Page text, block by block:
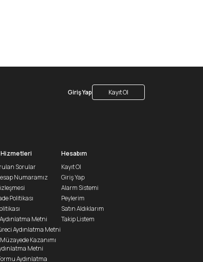
Giriş Yap Kayıt Ol
Sorular
Numaramız
Politikası
Metni
Aydınlatma Metni
Kazanımı
Metni
Aydınlatma
Hesabım
Kayıt Ol
Giriş Yap
Alarm Sistemi
Peylerim
Satın Aldıklarım
Takip Listem